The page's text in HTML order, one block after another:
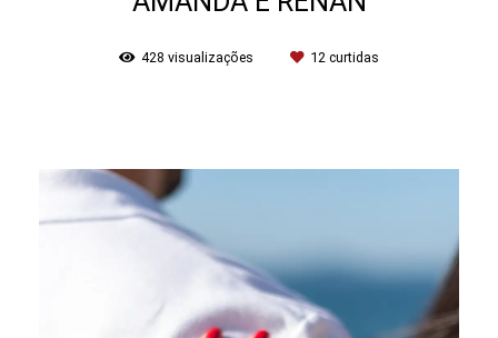
428 visualizações 12 curtidas